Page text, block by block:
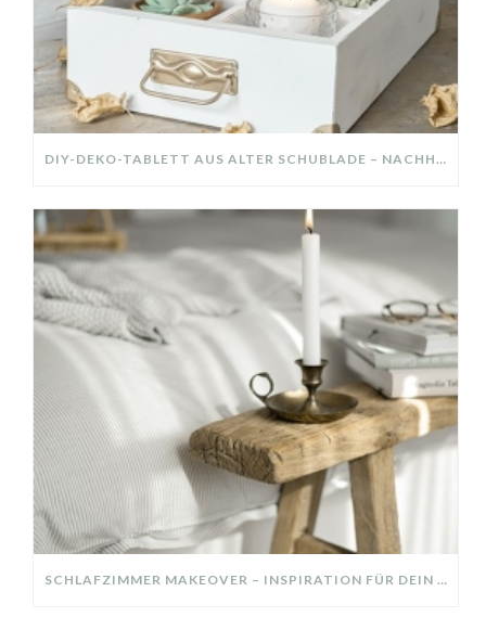
DIY-DEKO-TABLETT AUS ALTER SCHUBLADE – NACHHALTIGE HERBSTDEKO SELBER MACHEN!
SCHLAFZIMMER MAKEOVER – INSPIRATION FÜR DEIN SCHLAFZIMMER: AUS ALT MACH NEU – HELL, GEMÜTLICH UND EINLADEND